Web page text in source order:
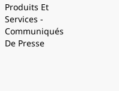
Produits Et
Services -
Communiqués
De Presse